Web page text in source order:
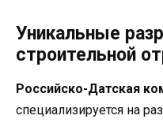
Уникальные
строительной
Российско-Датская
специализируется на